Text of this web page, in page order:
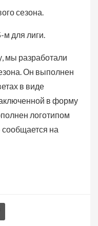
сезона.
м для лиги.
мы разработали
Он выполнен
в виде
в форму
логотипом
на